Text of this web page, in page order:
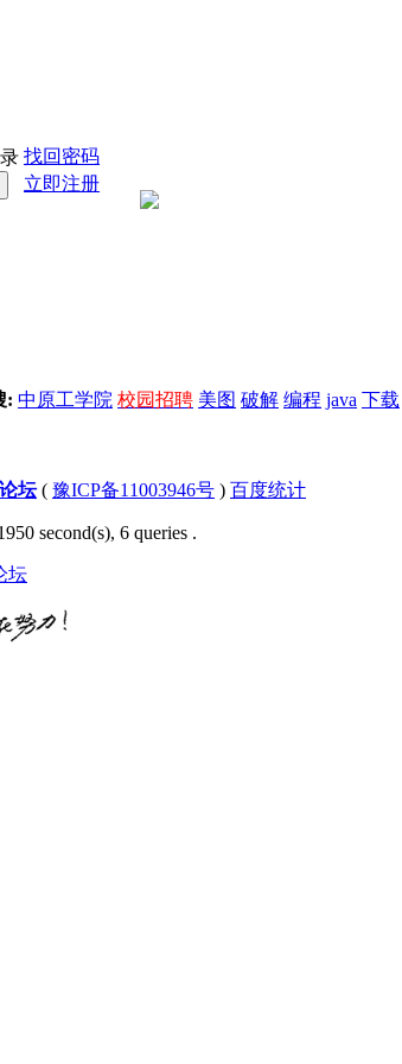
找回密码
立即注册
: 中原工学院 校园招聘 美图 破解 编程 java 下载
坛( 豫ICP备11003946号 ) 百度统计
second(s), 6 queries .
坛